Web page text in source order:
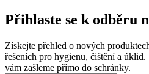
Přihlaste se k odběru
Získejte přehled o nových
řešeních pro hygienu, čištění a
vám zašleme přímo do schránky.